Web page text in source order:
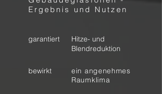
Ergebnis und Nutzen
garantiert
Hitze- und
Blendreduktion
bewirkt
ein angenehmes
Raumklima